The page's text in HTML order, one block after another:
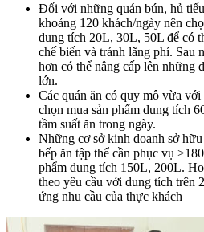
Đối với những quán bún, hủ
khoảng 120 khách/ngày nên
dung tích 20L, 30L, 50L để có
chế biến và tránh lãng phí. Sau
hơn có thể nâng cấp lên những
lớn.
Các quán ăn có quy mô vừa
chọn mua sản phẩm dung tích
tầm suất ăn trong ngày.
Những cơ sở kinh doanh sở
bếp ăn tập thể cần phục vụ
phẩm dung tích 150L, 200L.
theo yêu cầu với dung tích trên
ứng nhu cầu của thực khách